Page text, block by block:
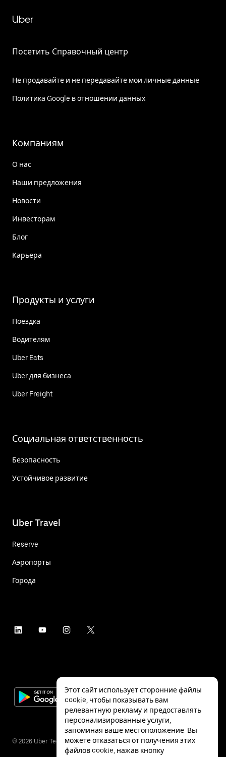
Uber
Посетить Справочный центр
Не продавайте и не передавайте мои личные данные
Политика Google в отношении данных
Компаниям
О нас
Наши предложения
Новости
Инвесторам
Блог
Карьера
Продукты и услуги
Поездка
Водителям
Uber Eats
Uber для бизнеса
Uber Freight
Социальная ответственность
Безопасность
Устойчивое развитие
Uber Travel
Reserve
Аэропорты
Города
© 2026 Uber Technologies Inc.
Этот сайт использует сторонние файлы
cookie, чтобы показывать вам
релевантную рекламу и предоставлять
персонализированные услуги,
запоминая ваше местоположение. Вы
можете отказаться от получения этих
файлов cookie, нажав кнопку